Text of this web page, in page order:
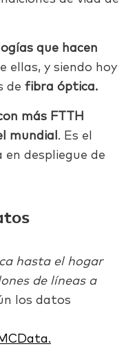
que hacen
ellas, y siendo hoy
de fibra óptica.
más FTTH
mundial . Es el
despliegue de
hasta el hogar
de líneas a
los datos